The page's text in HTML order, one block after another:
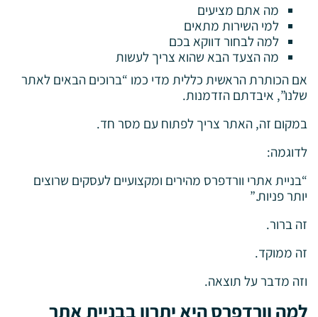
מה אתם מציעים
למי השירות מתאים
למה לבחור דווקא בכם
מה הצעד הבא שהוא צריך לעשות
אם הכותרת הראשית כללית מדי כמו “ברוכים הבאים לאתר
שלנו”, איבדתם הזדמנות.
במקום זה, האתר צריך לפתוח עם מסר חד.
לדוגמה:
“בניית אתרי וורדפרס מהירים ומקצועיים לעסקים שרוצים
יותר פניות.”
זה ברור.
זה ממוקד.
וזה מדבר על תוצאה.
למה וורדפרס היא יתרון בבניית אתר